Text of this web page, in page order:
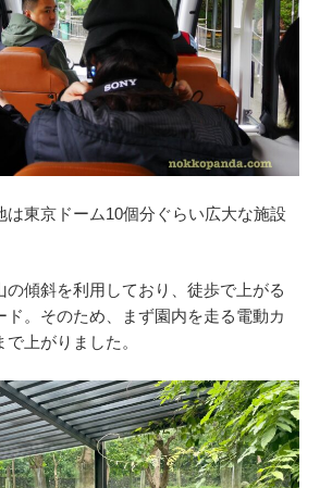
は東京ドーム10個分ぐらい広大な施設
の傾斜を利用しており、徒歩で上がる
ド。そのため、まず園内を走る電動カ
上がりました。